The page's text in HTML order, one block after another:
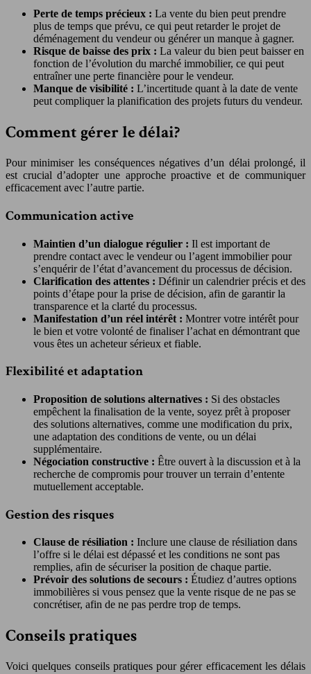
Perte de temps précieux : La vente du bien peut prendre
plus de temps que prévu, ce qui peut retarder le projet de
déménagement du vendeur ou générer un manque à gagner.
Risque de baisse des prix : La valeur du bien peut baisser en
fonction de l’évolution du marché immobilier, ce qui peut
entraîner une perte financière pour le vendeur.
Manque de visibilité : L’incertitude quant à la date de vente
peut compliquer la planification des projets futurs du vendeur.
Comment gérer le délai?
Pour minimiser les conséquences négatives d’un délai prolongé, il
est crucial d’adopter une approche proactive et de communiquer
efficacement avec l’autre partie.
Communication active
Maintien d’un dialogue régulier : Il est important de
prendre contact avec le vendeur ou l’agent immobilier pour
s’enquérir de l’état d’avancement du processus de décision.
Clarification des attentes : Définir un calendrier précis et des
points d’étape pour la prise de décision, afin de garantir la
transparence et la clarté du processus.
Manifestation d’un réel intérêt : Montrer votre intérêt pour
le bien et votre volonté de finaliser l’achat en démontrant que
vous êtes un acheteur sérieux et fiable.
Flexibilité et adaptation
Proposition de solutions alternatives : Si des obstacles
empêchent la finalisation de la vente, soyez prêt à proposer
des solutions alternatives, comme une modification du prix,
une adaptation des conditions de vente, ou un délai
supplémentaire.
Négociation constructive : Être ouvert à la discussion et à la
recherche de compromis pour trouver un terrain d’entente
mutuellement acceptable.
Gestion des risques
Clause de résiliation : Inclure une clause de résiliation dans
l’offre si le délai est dépassé et les conditions ne sont pas
remplies, afin de sécuriser la position de chaque partie.
Prévoir des solutions de secours : Étudiez d’autres options
immobilières si vous pensez que la vente risque de ne pas se
concrétiser, afin de ne pas perdre trop de temps.
Conseils pratiques
Voici quelques conseils pratiques pour gérer efficacement les délais